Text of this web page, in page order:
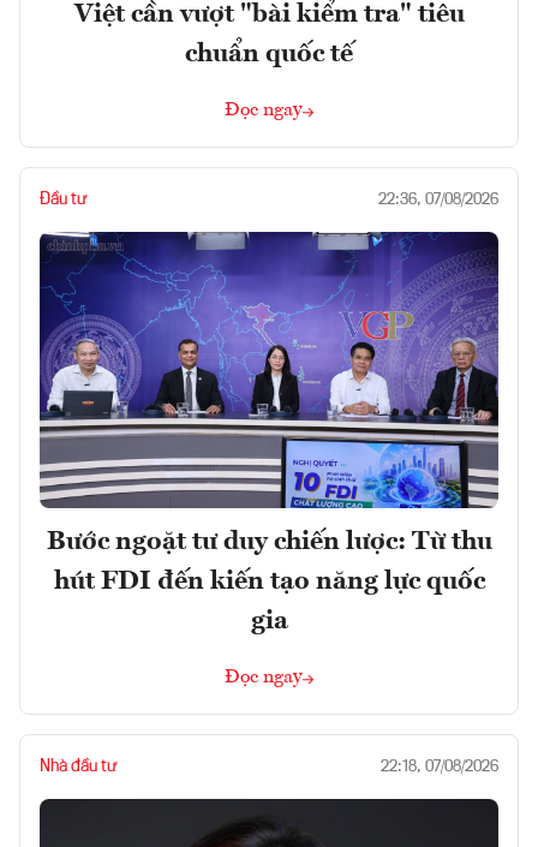
Việt cần vượt "bài kiểm tra" tiêu
chuẩn quốc tế
Đọc ngay
Đầu tư 22:36, 07/08/2026
Bước ngoặt tư duy chiến lược: Từ thu
hút FDI đến kiến tạo năng lực quốc
gia
Đọc ngay
Nhà đầu tư 22:18, 07/08/2026